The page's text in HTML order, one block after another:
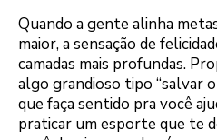
Quando a gente alinha
maior, a sensação de
camadas mais profundas.
algo grandioso tipo “salvar
que faça sentido pra você
praticar um esporte que te